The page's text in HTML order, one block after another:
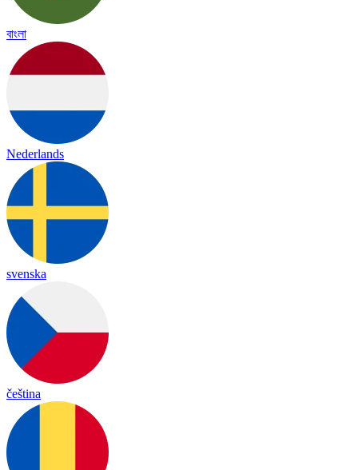
বাংলা
Nederlands
svenska
čeština